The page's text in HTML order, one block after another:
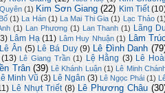
(1) Kim Sơn Giang (22) Kim Tiết
(1) La Hán (1) La Mai Thi Gia (1) Lạc Thảo
(1) Lan Phương (1) Lan Thanh (1) Lãng
Lâm Hạ (11) Lâm Huy Nhuận (1)
Lâm
Lê Ân (5) Lê Bá Duy (9) Lê Đình Danh
(13) Lê Giang Trần (1) Lệ Hằng (3) Lê
Trân (39) Lê Khánh Luận (1) Lê Minh
Minh Vũ (3) Lê Ngân (3) Lê Ngọc Phái (1)
Lê Nhựt Triết (8) Lê Phương Châu